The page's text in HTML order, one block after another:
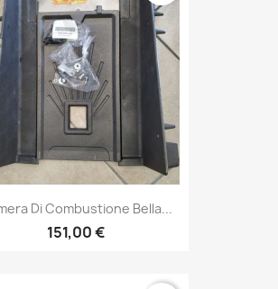
Di Combustione Bella...
151,00 €